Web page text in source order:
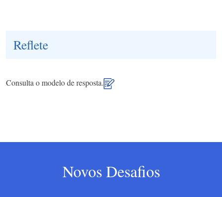
Reflete
Consulta o modelo de resposta.
Novos Desafios